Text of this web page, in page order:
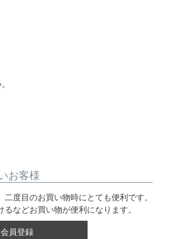
お客様
度目のお買い物時にとても便利です。
などお買い物が便利になります。
会員登録